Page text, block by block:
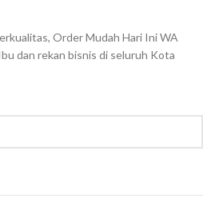
Order Mudah Hari Ini WA
dan rekan bisnis di seluruh Kota